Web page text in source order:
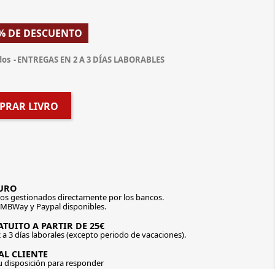
DE DESCUENTO
ENTREGAS EN 2 A 3 DÍAS LABORABLES
LIVRO
gestionados directamente por los bancos.
y Paypal disponibles.
A PARTIR DE 25€
3 días laborales (excepto periodo de vacaciones).
CLIENTE
disposición para responder